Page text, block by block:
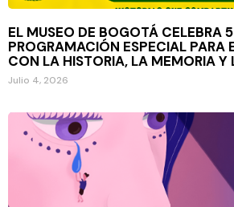
EL MUSEO DE BOGOTÁ CELEBRA
PROGRAMACIÓN ESPECIAL PARA
CON LA HISTORIA, LA MEMORIA Y
Julio 4, 2026